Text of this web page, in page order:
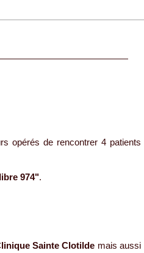
opérés de rencontrer 4 patients
974".
Sainte Clotilde mais aussi